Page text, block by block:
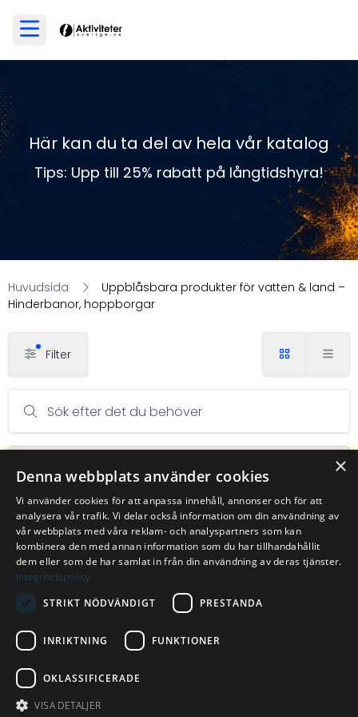
Här kan du ta del av hela vår katalog
Tips: Upp till 25% rabatt på långtidshyra!
Huvudsida
Uppblåsbara produkter för vatten & land –
Hinderbanor, hoppborgar
Filter
Sök efter det du behöver
Prenumeration Visa endast tillbehör
2026
Villkor
info@aktivitetersverige.se
×
Denna webbplats använder cookies
Vi använder cookies för att anpassa innehåll, annonser och för att
analysera vår trafik. Vi delar också information om din användning av
vår webbplats med våra reklam- och analyspartners som kan
kombinera den med annan information som du har tillhandahållit
dem eller som de har samlat in från din användning av deras tjänster.
Integritetspolicy
STRIKT NÖDVÄNDIGT
PRESTANDA
INRIKTNING FUNKTIONER
OKLASSIFICERADE
VISA DETALJER